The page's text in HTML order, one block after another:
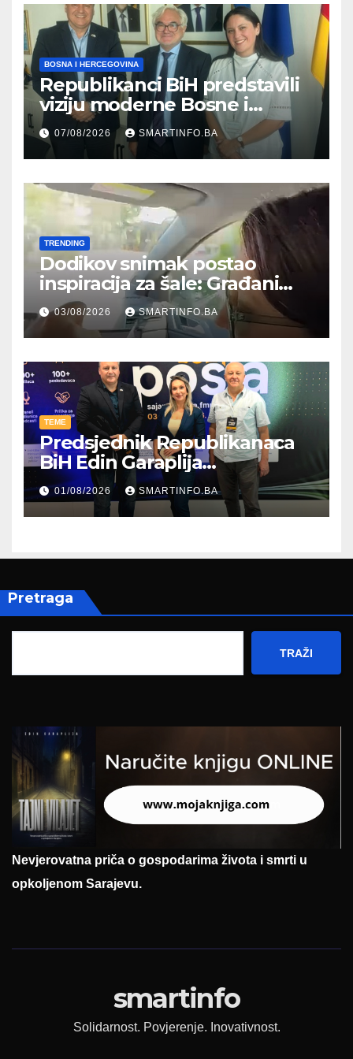
BOSNA I HERCEGOVINA
Republikanci BiH predstavili
viziju moderne Bosne i
Hercegovine ambasadoru
Njemačke
07/08/2026 SMARTINFO.BA
TRENDING
Dodikov snimak postao
inspiracija za šale: Građani
kroz parodiju poslali poruku
03/08/2026 SMARTINFO.BA
TEME
Predsjednik Republikanaca
BiH Edin Garaplija
prisustvovao prezentaciji
Federalnog sajma
zapošljavanja
01/08/2026 SMARTINFO.BA
Pretraga
TRAŽI
Nevjerovatna priča o gospodarima života i smrti u
opkoljenom Sarajevu.
smartinfo
Solidarnost. Povjerenje. Inovativnost.